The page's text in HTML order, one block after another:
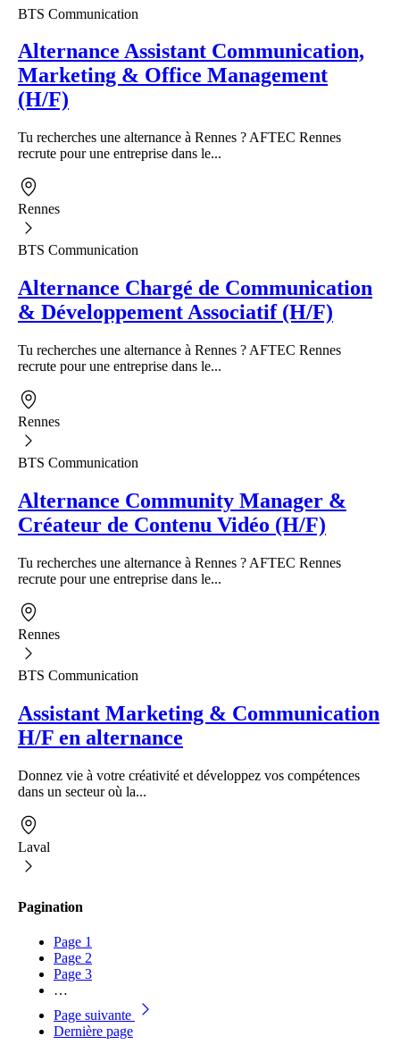
BTS Communication
Alternance Assistant Communication,
Marketing & Office Management
(H/F)
Tu recherches une alternance à Rennes ? AFTEC Rennes
recrute pour une entreprise dans le...
Rennes
BTS Communication
Alternance Chargé de Communication
& Développement Associatif (H/F)
Tu recherches une alternance à Rennes ? AFTEC Rennes
recrute pour une entreprise dans le...
Rennes
BTS Communication
Alternance Community Manager &
Créateur de Contenu Vidéo (H/F)
Tu recherches une alternance à Rennes ? AFTEC Rennes
recrute pour une entreprise dans le...
Rennes
BTS Communication
Assistant Marketing & Communication
H/F en alternance
Donnez vie à votre créativité et développez vos compétences
dans un secteur où la...
Laval
Pagination
Page 1
Page 2
Page 3
…
Page suivante
Dernière page